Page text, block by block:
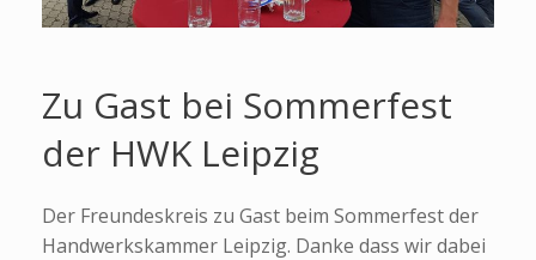
Zu Gast bei Sommerfest
der HWK Leipzig
Der Freundeskreis zu Gast beim Sommerfest der
Handwerkskammer Leipzig. Danke dass wir dabei